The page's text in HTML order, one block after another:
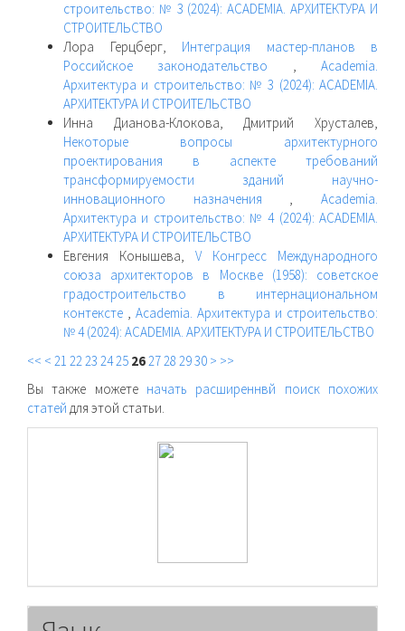
строительство: № 3 (2024): ACADEMIA. АРХИТЕКТУРА И
СТРОИТЕЛЬСТВО
Лора Герцберг, Интеграция мастер-планов в
Российское законодательство ,Academia.
Архитектура и строительство: № 3 (2024): ACADEMIA.
АРХИТЕКТУРА И СТРОИТЕЛЬСТВО
Инна Дианова-Клокова, Дмитрий Хрусталев,
Некоторые вопросы архитектурного
проектирования в аспекте требований
трансформируемости зданий научно-
инновационного назначения ,Academia.
Архитектура и строительство: № 4 (2024): ACADEMIA.
АРХИТЕКТУРА И СТРОИТЕЛЬСТВО
Евгения Конышева, V Конгресс Международного
союза архитекторов в Москве (1958): советское
градостроительство в интернациональном
контексте , Academia. Архитектура и строительство:
№ 4 (2024): ACADEMIA. АРХИТЕКТУРА И СТРОИТЕЛЬСТВО
<< < 21 2223 2425 262728 2930 > >>
Вы также можете начать расширеннвй поиск похожих
статей для этой статьи.